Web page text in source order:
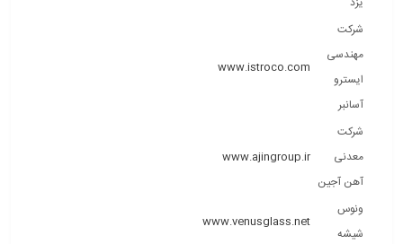
شرکت
مهندسی
ایسترو
آسانبر
www.istroco.com
شرکت
معدنی
آهن آجین
www.ajingroup.ir
ونوس
شیشه
www.venusglass.net